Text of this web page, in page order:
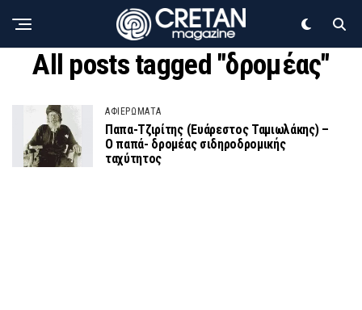
All posts tagged "δρομέας"
ΑΦΙΕΡΩΜΑΤΑ
Παπα-Τζιρίτης (Ευάρεστος Ταμιωλάκης) –
Ο παπά- δρομέας σιδηροδρομικής
ταχύτητος